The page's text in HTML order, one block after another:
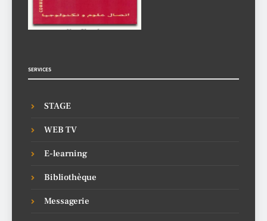
SERVICES
STAGE
WEB TV
E-learning
Bibliothèque
Messagerie